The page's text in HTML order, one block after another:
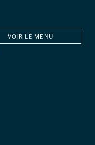
VOIR LE MENU